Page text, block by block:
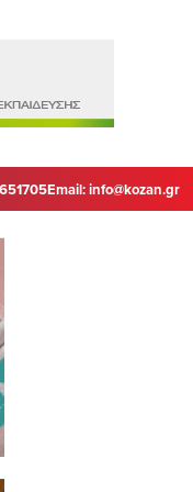
Email:info@kozan.gr